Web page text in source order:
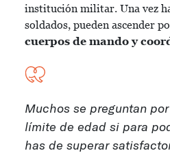
institución militar. Una vez
soldados, pueden ascender
cuerpos de mando y
Muchos se preguntan
límite de edad si para
has de superar